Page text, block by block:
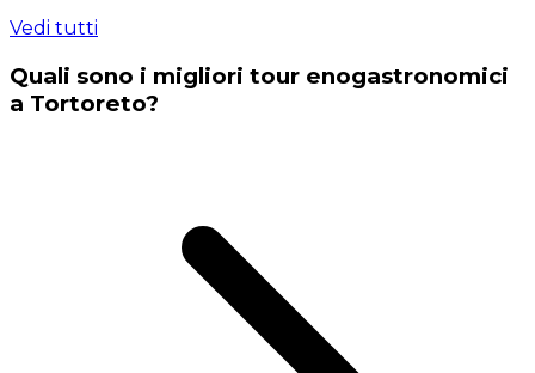
Vedi tutti
Quali sono i migliori tour enogastronomici
a Tortoreto?